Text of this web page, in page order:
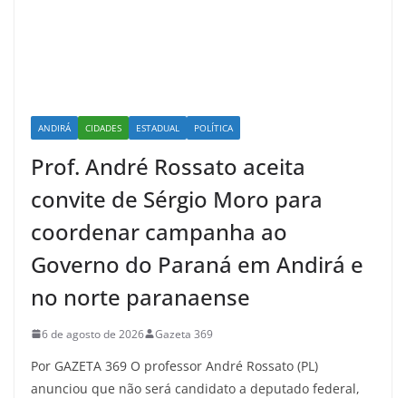
ANDIRÁ CIDADES ESTADUAL POLÍTICA
Prof. André Rossato aceita
convite de Sérgio Moro para
coordenar campanha ao
Governo do Paraná em Andirá e
no norte paranaense
6 de agosto de 2026 Gazeta 369
Por GAZETA 369 O professor André Rossato (PL)
anunciou que não será candidato a deputado federal,